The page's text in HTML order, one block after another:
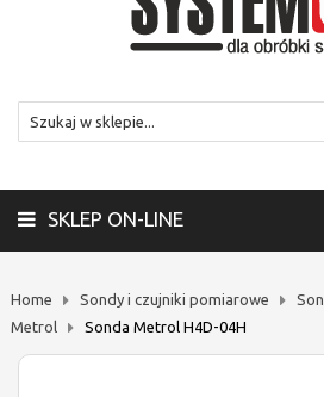
SKLEP ON-LINE
Home Sondy i czujniki pomiarowe
Metrol
Sonda Metrol H4D-04H